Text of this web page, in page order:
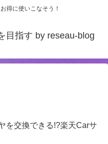
得に使いこなそう！
目指す by reseau-blog
を交換できる!?楽天Carサ